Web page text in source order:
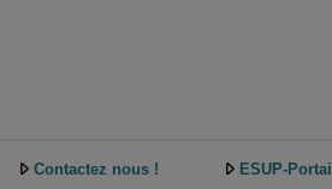
Contactez nous ! ESUP-Portail